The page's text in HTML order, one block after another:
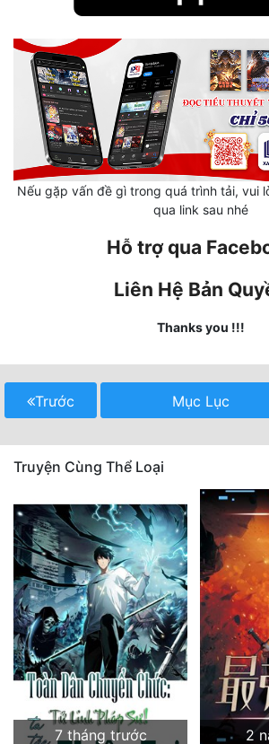
Mỹ Thực
Ngôn Tình
Ngược
Nữ Cường
Nữ Phụ
Quân Sự
Sảng Văn
Sủng
Thanh Xuân
Tiên Hiệp
Tiểu Thuyết
Trinh Thám
Triều Đấu
Trùng Sinh
Trọng Sinh
Nếu gặp vấn đề gì trong quá trình tải, vui
qua link sau nhé
Hỗ trợ qua
Liên Hệ Bản
Thanks you !!!
Trước Mục Lục
Truyện Cùng Thể Loại
7 tháng trước 2